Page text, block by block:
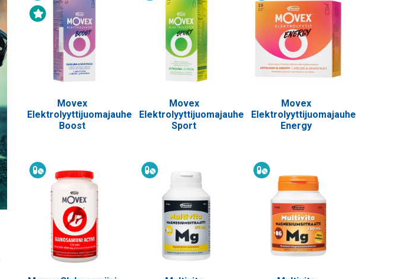
Uutuustuote
Movex
Elektrolyyttijuomajauhe
Boost
Movex
Elektrolyyttijuomajauhe
Sport
Movex
Elektrolyyttijuomajauhe
Energy
Ravintolisä Ravintolisä